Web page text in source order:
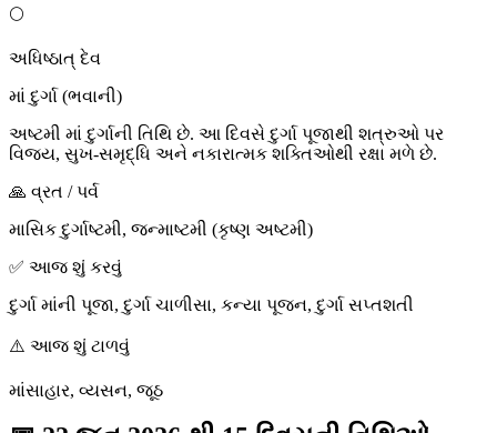
🌕
અધિષ્ઠાત્ દેવ
માં દુર્ગા (ભવાની)
અષ્ટમી માં દુર્ગાની તિથિ છે. આ દિવસે દુર્ગા પૂજાથી શત્રુઓ પર
વિજય, સુખ-સમૃદ્ધિ અને નકારાત્મક શક્તિઓથી રક્ષા મળે છે.
🙏 વ્રત / પર્વ
માસિક દુર્ગાષ્ટમી, જન્માષ્ટમી (કૃષ્ણ અષ્ટમી)
✅ આજ શું કરવું
દુર્ગા માંની પૂજા, દુર્ગા ચાળીસા, કન્યા પૂજન, દુર્ગા સપ્તશતી
⚠️ આજ શું ટાળવું
માંસાહાર, વ્યસન, જૂઠ